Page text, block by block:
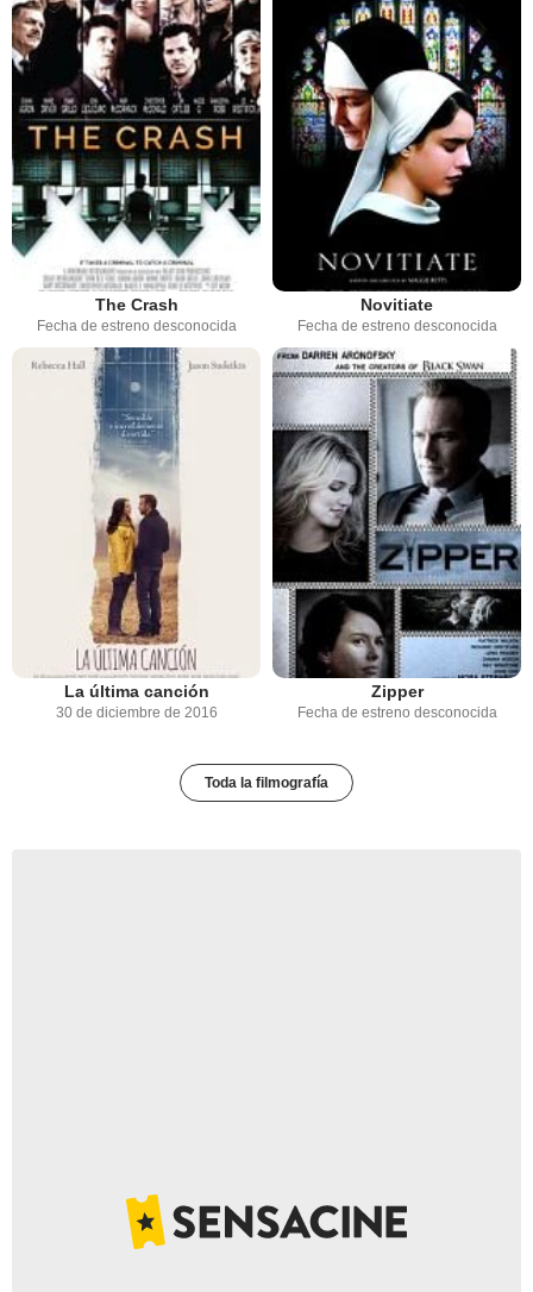
The Crash
Fecha de estreno desconocida
Novitiate
Fecha de estreno desconocida
La última canción
30 de diciembre de 2016
Zipper
Fecha de estreno desconocida
Toda la filmografía